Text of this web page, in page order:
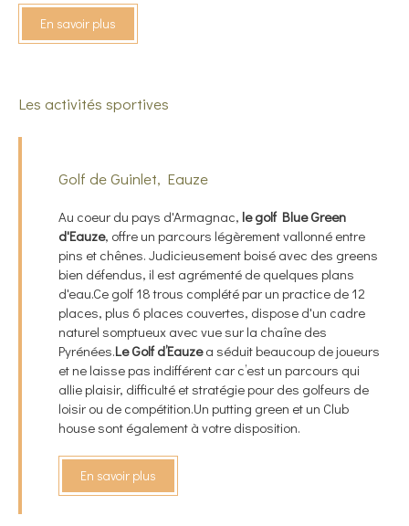
En savoir plus
Les activités sportives
Golf de Guinlet, Eauze
Au coeur du pays d'Armagnac, le golf Blue Green
d'Eauze, offre un parcours légèrement vallonné entre
pins et chênes. Judicieusement boisé avec des greens
bien défendus, il est agrémenté de quelques plans
d'eau.Ce golf 18 trous complété par un practice de 12
places, plus 6 places couvertes, dispose d'un cadre
naturel somptueux avec vue sur la chaîne des
Pyrénées.Le Golf d’Eauzea séduit beaucoup de joueurs
et ne laisse pas indifférent car c’est un parcours qui
allie plaisir, difficulté et stratégie pour des golfeurs de
loisir ou de compétition.Un putting green et un Club
house sont également à votre disposition.
En savoir plus